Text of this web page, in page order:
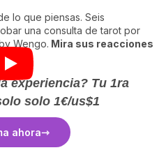
lo que piensas. Seis
una consulta de tarot por
Wengo. Mira sus reacciones
experiencia? Tu 1ra
solo 1€/us$1
ahora